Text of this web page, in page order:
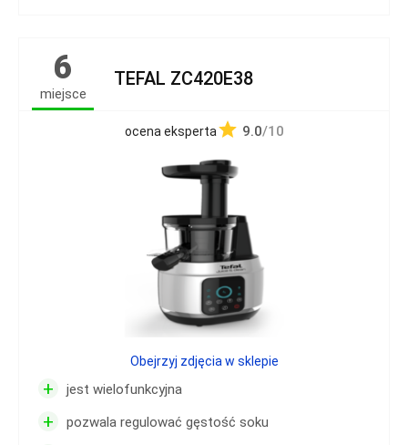
6
miejsce
TEFAL ZC420E38
ocena eksperta 9.0/10
+ jest wielofunkcyjna
+ pozwala regulować gęstość soku
Obejrzyj zdjęcia w sklepie